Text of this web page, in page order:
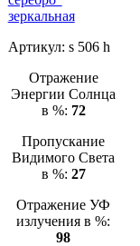
зеркальная
Артикул: s 506 h
Отражение
Энергии Солнца
в %: 72
Пропускание
Видимого Света
в %: 27
Отражение УФ
излучения в %:
98